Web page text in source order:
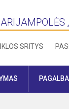
SRITYS